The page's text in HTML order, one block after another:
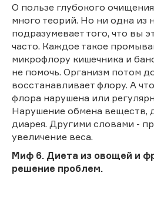
О пользе глубокого
много теорий. Но ни одна из
подразумевает того, что вы
часто. Каждое такое
микрофлору кишечника и
не помочь. Организм потом
восстанавливает флору. А
флора нарушена или
Нарушение обмена веществ,
диарея. Другими словами -
увеличение веса.
Миф 6. Диета из овощей и
решение проблем.